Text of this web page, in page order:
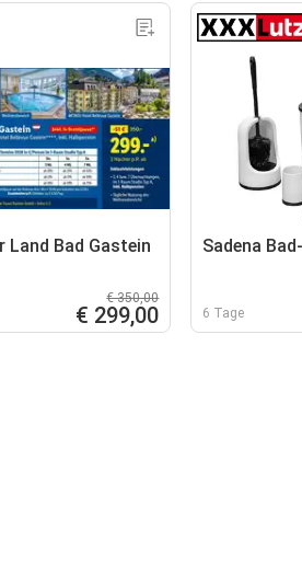
Land Bad Gastein
€ 350,00
€ 299,00
Sadena
6 Tage